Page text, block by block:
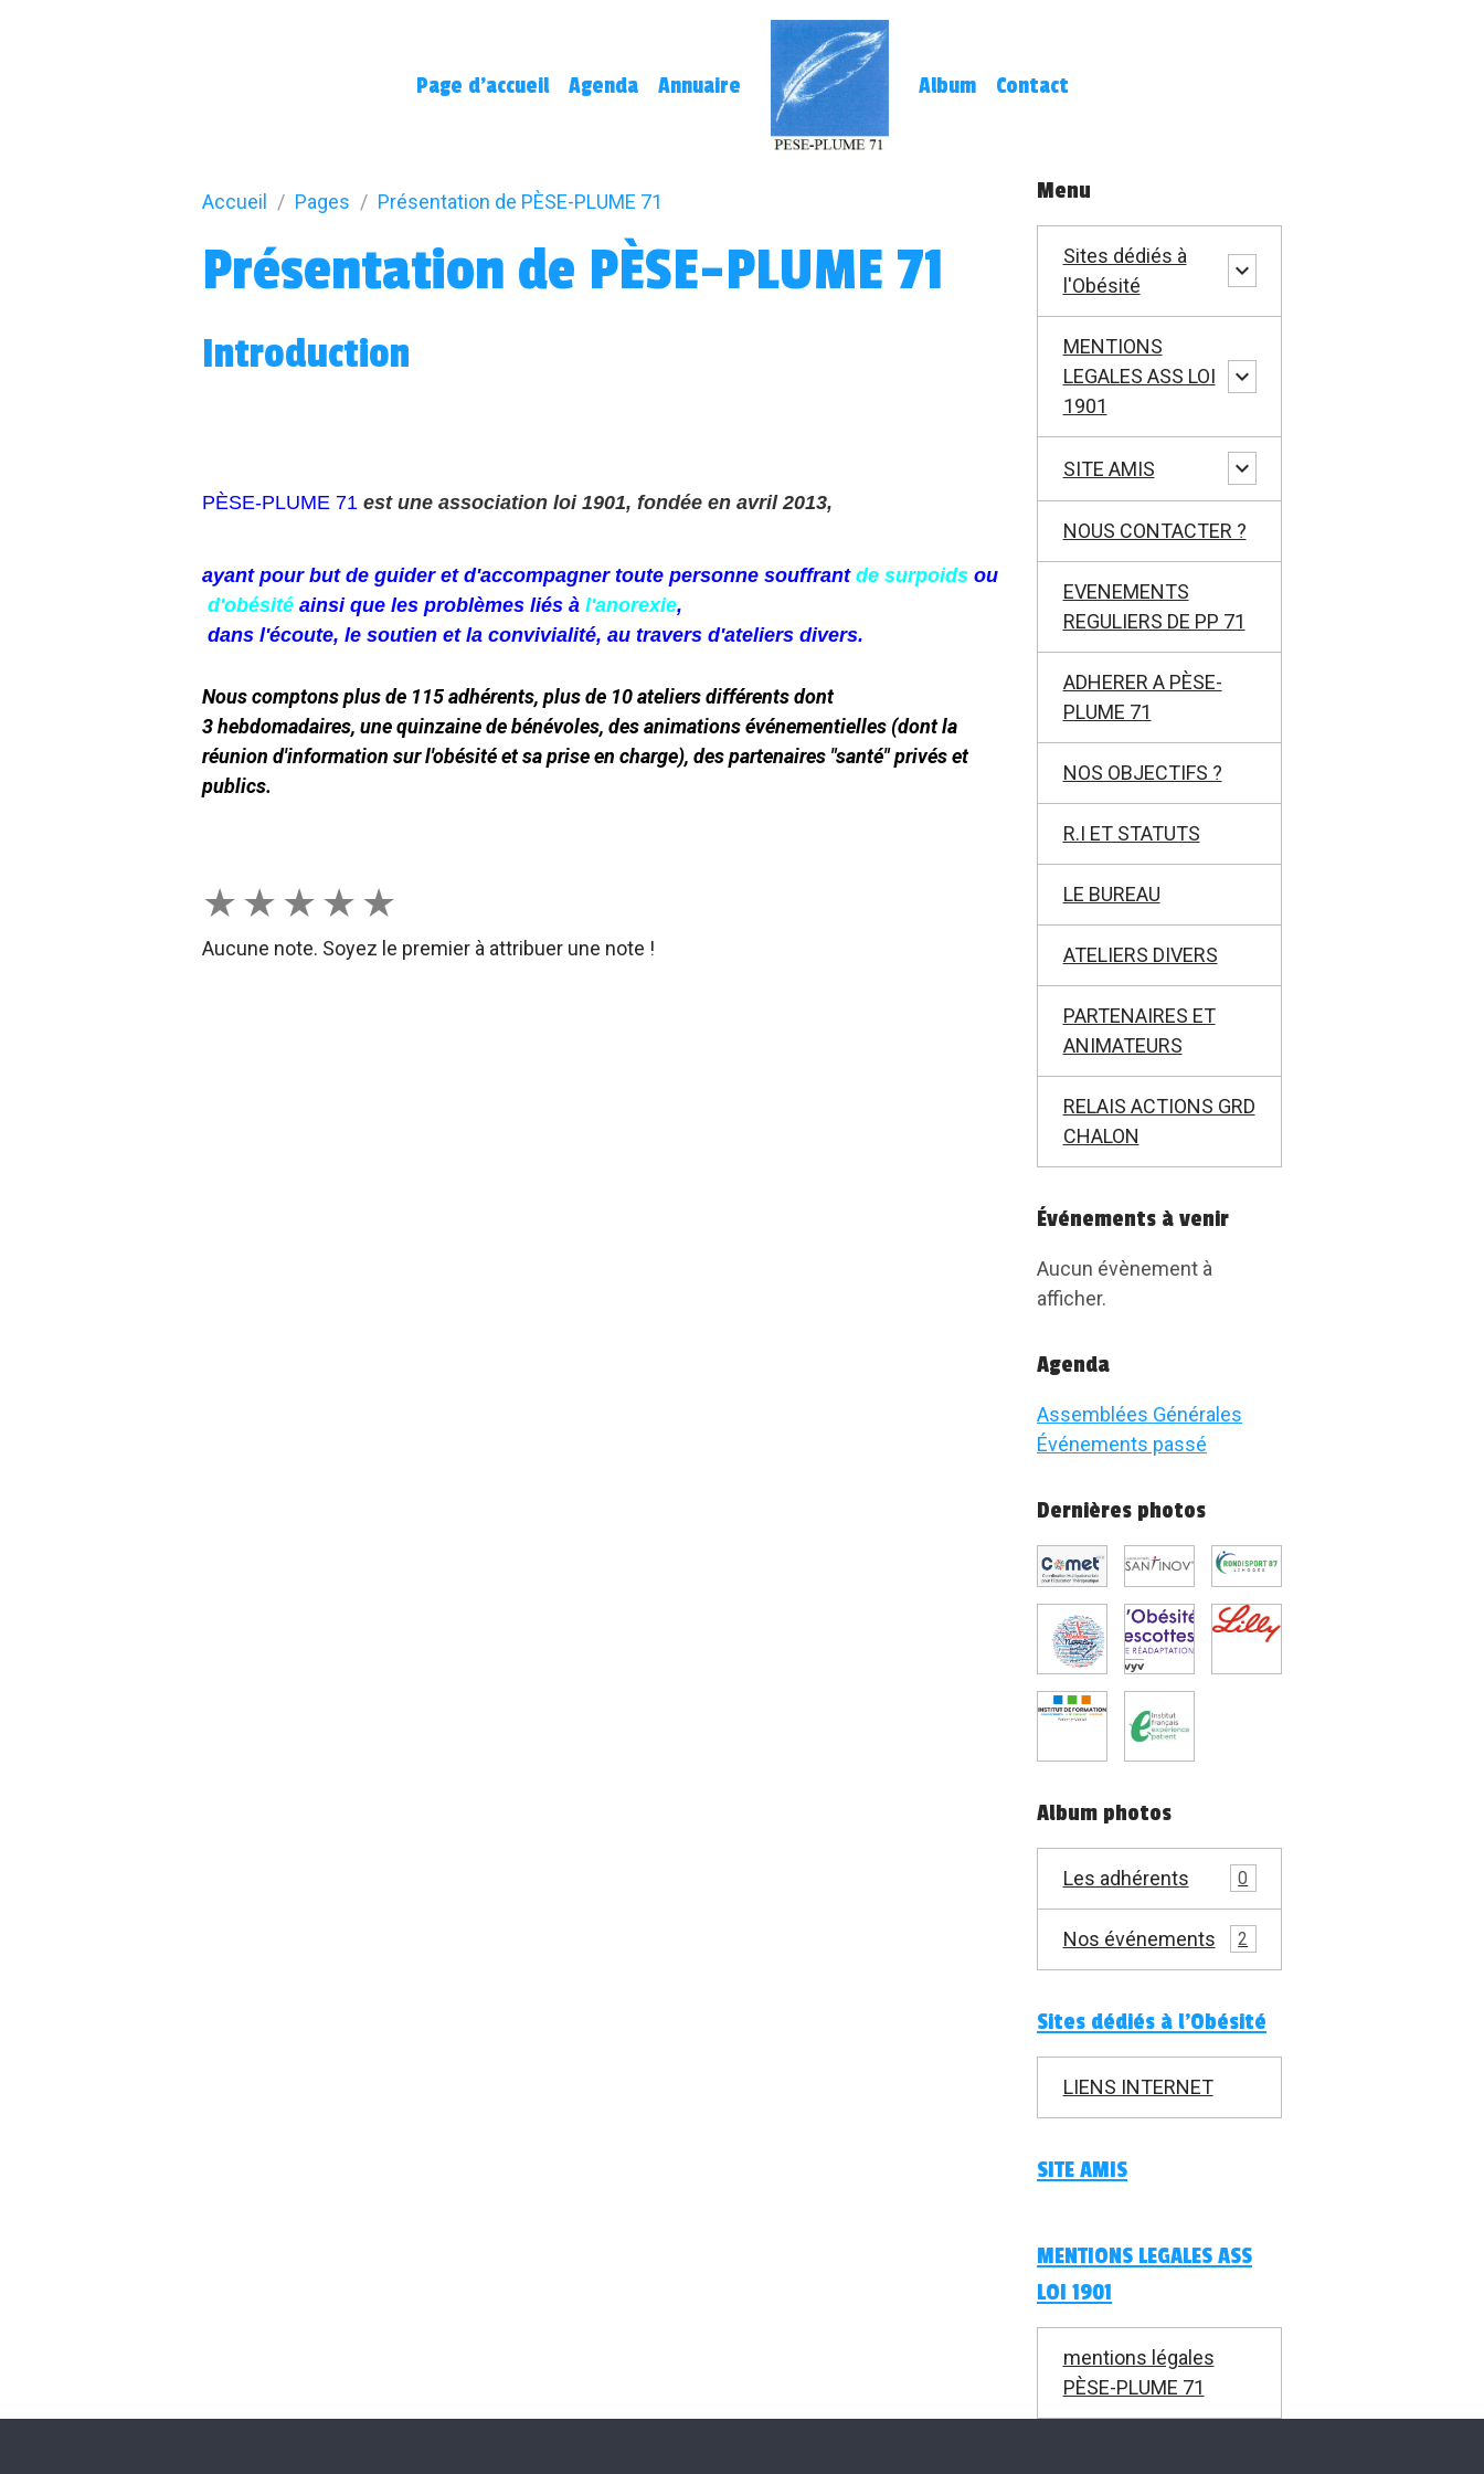
Page d'accueil Agenda Annuaire Album Contact
Accueil Pages Présentation de PÈSE-PLUME 71
Présentation de PÈSE-PLUME 71
Introduction
PÈSE-PLUME 71 est une association loi 1901, fondée en avril 2013,
ayant pour but de guider et d'accompagner toute personne souffrantde surpoids ou
d'obésité ainsi que les problèmes liés à l'anorexie,
dans l'écoute, le soutien et la convivialité, au travers d'ateliers divers.
Nous comptons plus de 115 adhérents, plus de 10 ateliers différents dont
3 hebdomadaires, une quinzaine de bénévoles, des animations événementielles (dont la
réunion d'information sur l'obésité et sa prise en charge), des partenaires "santé" privés et
publics.
★ ★ ★ ★ ★
Aucune note. Soyez le premier à attribuer une note !
Menu
Sites dédiés à
l'Obésité
MENTIONS
LEGALES ASS LOI
1901
SITE AMIS
NOUS CONTACTER ?
EVENEMENTS
REGULIERS DE PP 71
ADHERER A PÈSE-
PLUME 71
NOS OBJECTIFS ?
R.I ET STATUTS
LE BUREAU
ATELIERS DIVERS
PARTENAIRES ET
ANIMATEURS
RELAIS ACTIONS GRD
CHALON
Événements à venir
Aucun évènement à
afficher.
Agenda
Assemblées Générales
Événements passé
Dernières photos
Album photos
Les adhérents 0
Nos événements 2
Sites dédiés à l'Obésité
LIENS INTERNET
SITE AMIS
MENTIONS LEGALES ASS
LOI 1901
mentions légales
PÈSE-PLUME 71